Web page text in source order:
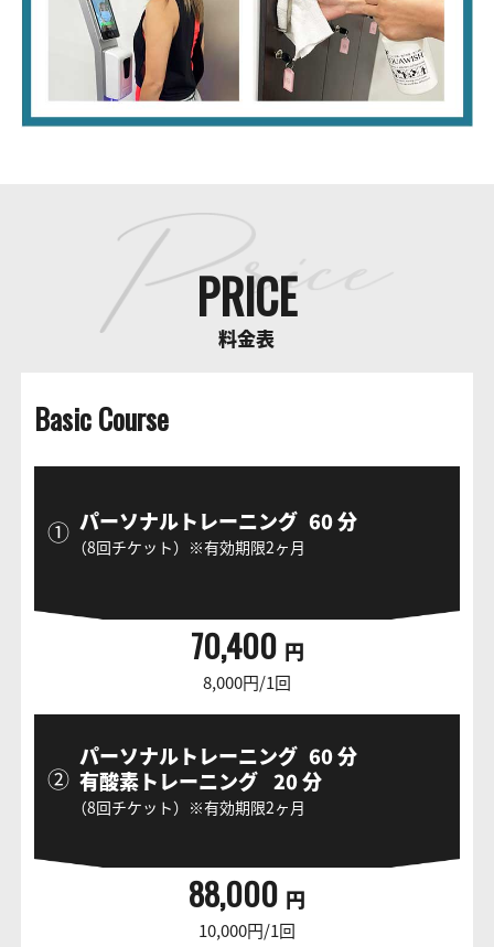
PRICE
料金表
Basic Course
① パーソナルトレーニング 60分
（8回チケット）※有効期限2ヶ月
70,400 円
8,000円/1回
②
パーソナルトレーニング 60分
有酸素トレーニング 20分
（8回チケット）※有効期限2ヶ月
88,000 円
10,000円/1回